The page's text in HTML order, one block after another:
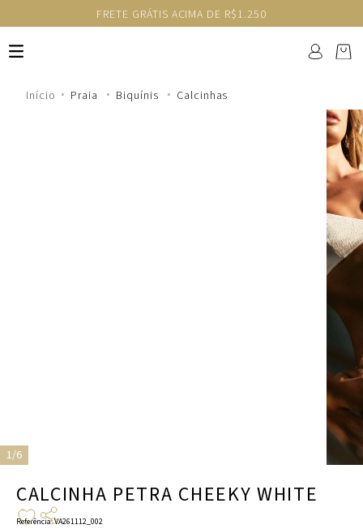
FRETE GRÁTIS ACIMA DE R$1.250
Praia Biquínis Calcinhas
1/6
CALCINHA PETRA CHEEKY WHITE
Referência:VA261112_002